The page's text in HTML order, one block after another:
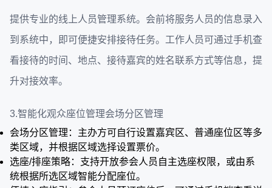
提供专业的线上人员管理系统。会前将服务人员的信息录入
到系统中，即可便捷安排接待任务。工作人员可通过手机查
看接待的时间、地点、接待嘉宾的姓名联系方式等信息，提
升对接效率。
3.智能化观众座位管理会场分区管理
会场分区管理：主办方可自行设置嘉宾区、普通座位区等多
类区域，并根据区域选择设置票价。
选座/排座策略：支持开放参会人员自主选座权限，或由系
统根据所选区域智能分配座位。